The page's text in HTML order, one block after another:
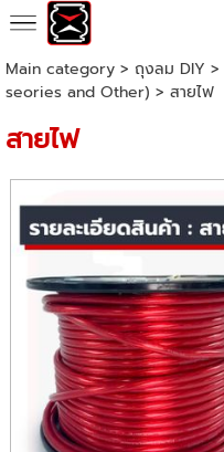
Main category> ถุงลม DIY >
seories and Other) > สายไฟ
สายไฟ